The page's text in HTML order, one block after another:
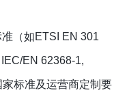
（如ETSI EN 301
EN 62368-1,
家标准及运营商定制要